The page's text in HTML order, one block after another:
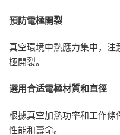
預防電極開裂
真空環境中熱應力集中，注
極開裂。
選用合适電極材質和直徑
根據真空加熱功率和工作
性能和壽命。